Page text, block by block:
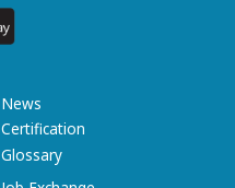
News
Certification
Glossary